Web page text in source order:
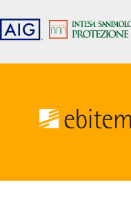
al
contenuto
principale
principale